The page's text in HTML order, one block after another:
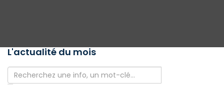
L'actualité du mois